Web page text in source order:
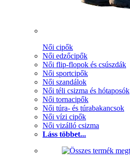
Női cipők
Női edzőcipők
Női flip-flopok és csúszdák
Női sportcipők
Női szandálok
Női téli csizma és hótaposók
Női tornacipők
Női túra- és túrabakancsok
Női vízi cipők
Női vizálló csizma
Láss többet...